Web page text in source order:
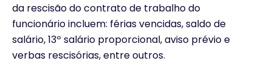
da rescisão do contrato de trabalho do
funcionário incluem: férias vencidas, saldo de
salário, 13º salário proporcional, aviso prévio e
verbas rescisórias, entre outros.